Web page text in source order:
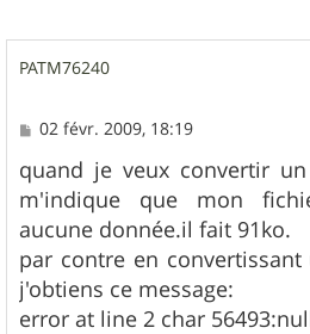
PATM76240
M
s
s
a
g
e
02 févr. 2009, 18:19
quand je veux convertir
m'indique que mon
aucune donnée.il fait 91ko.
par contre en
j'obtiens ce message:
error at line 2 char